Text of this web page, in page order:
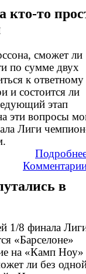
кто-то
сможет ли
по сумме двух
к ответному
и состоится ли
этап
эти вопросы
Лиги
в
1/8 финала
«Барселоне»
на «Камп Ноу»
ли без